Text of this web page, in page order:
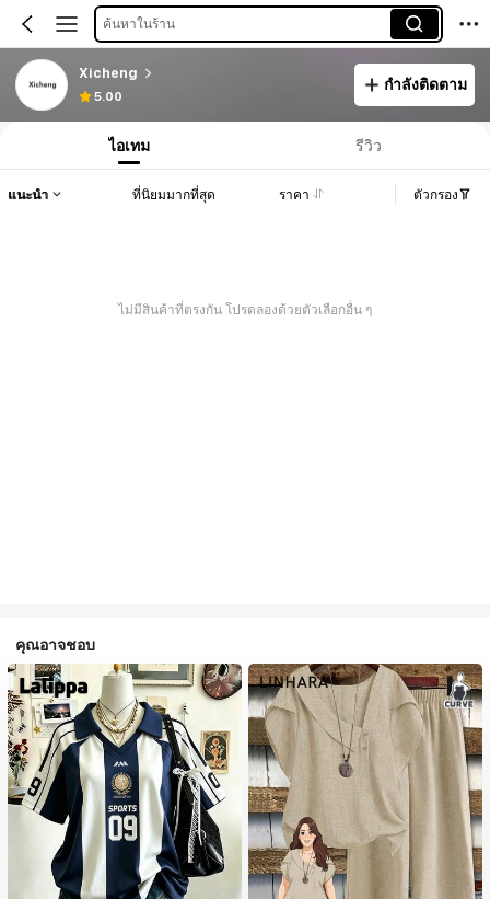
ค้นหาในร้าน
Xicheng
5.00
กำลังติดตาม
ไอเทม รีวิว
แนะนำ ที่นิยมมากที่สุด ราคา ตัวกรอง
ไม่มีสินค้าที่ตรงกัน โปรดลองด้วยตัวเลือกอื่น ๆ
คุณอาจชอบ